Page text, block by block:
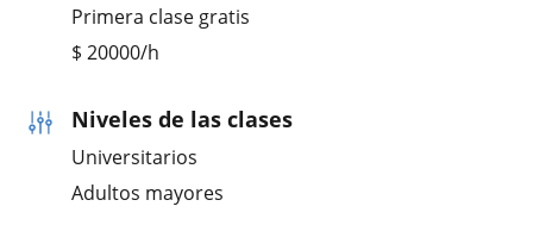
Primera clase gratis
$ 20000/h
Niveles de las clases
Universitarios
Adultos mayores